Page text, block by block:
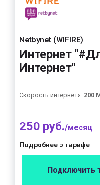
Netbynet (WIFIRE)
Интернет
Интернет"
Скорость интернета: 200
250 руб./месяц
Подробнее о тарифе
Подключить